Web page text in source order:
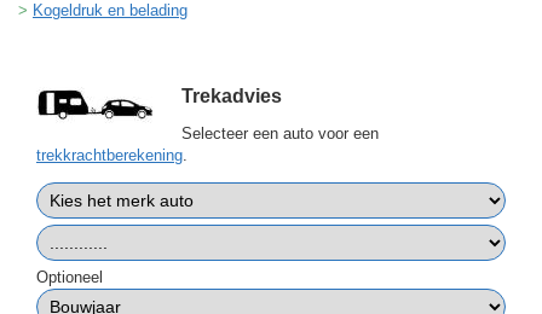
Kogeldruk en belading
Trekadvies
Selecteer een auto voor een
trekkrachtberekening
Optioneel